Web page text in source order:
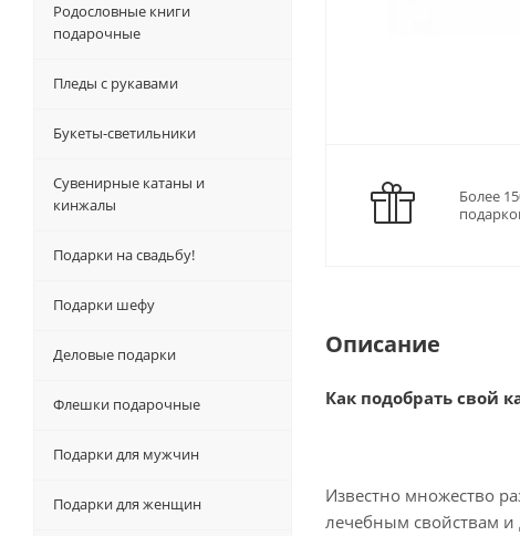
Более
Описание
Как подобрать свой
Известно множество
лечебным свойствам и
Родословные книги
подарочные
Пледы с рукавами
Букеты-светильники
Сувенирные катаны и
кинжалы
Подарки на свадьбу!
Подарки шефу
Деловые подарки
Флешки подарочные
Подарки для мужчин
Подарки для женщин